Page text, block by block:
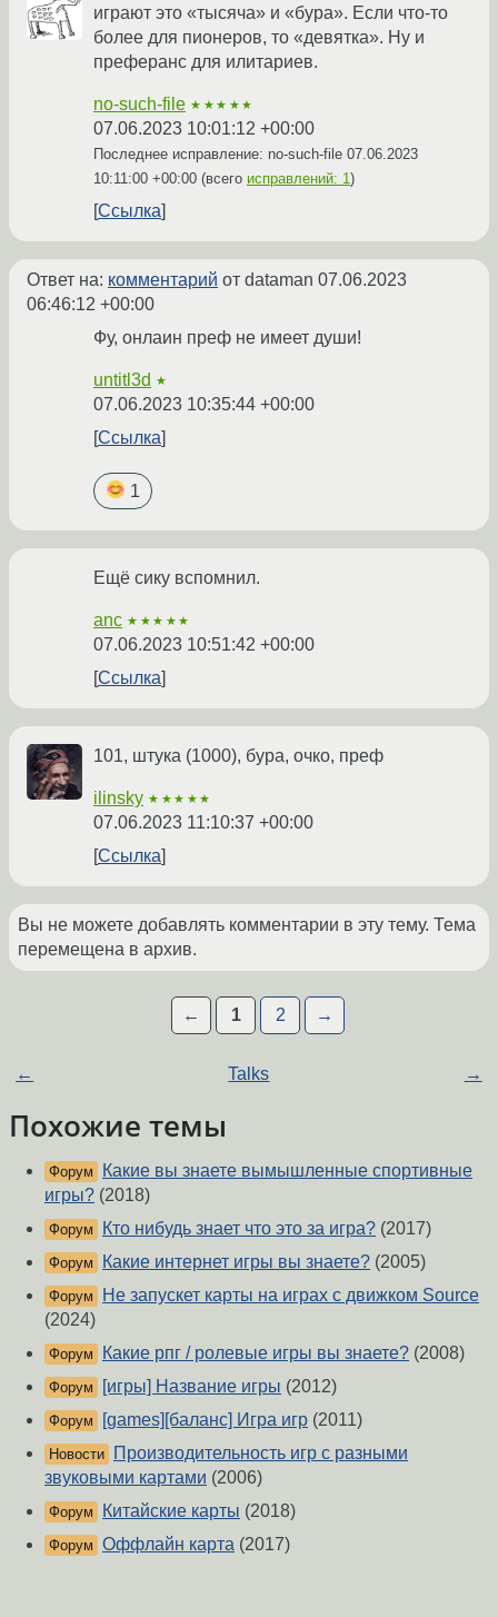
играют это «тысяча» и «бура». Если что-то
более для пионеров, то «девятка». Ну и
преферанс для илитариев.
no-such-file ★★★★★
07.06.2023 10:01:12 +00:00
Последнее исправление: no-such-file 07.06.2023
10:11:00 +00:00 (всего исправлений: 1)
Ссылка
Ответ на: комментарий от dataman 07.06.2023
06:46:12 +00:00
Фу, онлаин преф не имеет души!
untitl3d ★
07.06.2023 10:35:44 +00:00
Ссылка
1
Ещё сику вспомнил.
anc ★★★★★
07.06.2023 10:51:42 +00:00
Ссылка
101, штука (1000), бура, очко, преф
ilinsky ★★★★★
07.06.2023 11:10:37 +00:00
Ссылка
Вы не можете добавлять комментарии в эту тему. Тема
перемещена в архив.
← 1 2 →
← Talks →
Похожие темы
Форум
Какие вы знаете вымышленные спортивные
игры? (2018)
Форум Кто нибудь знает что это за игра? (2017)
Форум Какие интернет игры вы знаете? (2005)
Форум
Не запускет карты на играх с движком Source
(2024)
Форум Какие рпг / ролевые игры вы знаете? (2008)
Форум [игры] Название игры (2012)
Форум [games][баланс] Игра игр (2011)
Новости
Производительность игр с разными
звуковыми картами (2006)
Форум Китайские карты (2018)
Форум Оффлайн карта (2017)